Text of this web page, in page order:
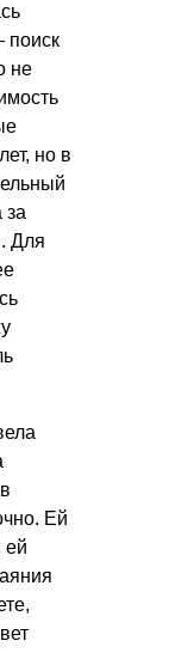
поиск
не
но в
за
Для
Ей
ей